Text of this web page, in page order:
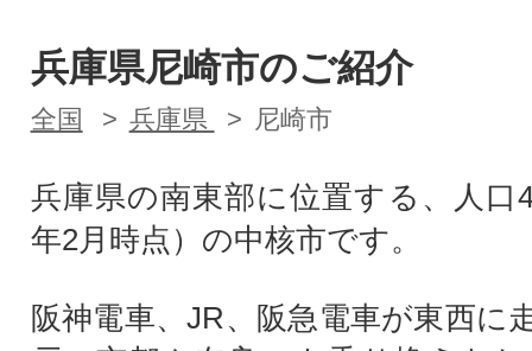
兵庫県尼崎市のご紹介
全国 兵庫県 尼崎市
兵庫県の南東部に位置する、人口
年2月時点）の中核市です。
阪神電車、JR、阪急電車が東西に